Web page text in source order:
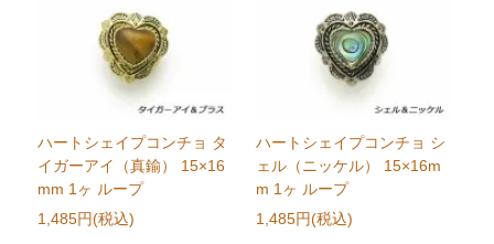
ハートシェイプコンチョ タ
イガーアイ（真鍮） 15×16
mm 1ヶ ループ
1,485円(税込)
ハートシェイプコンチョ シ
ェル（ニッケル） 15×16m
m 1ヶ ループ
1,485円(税込)